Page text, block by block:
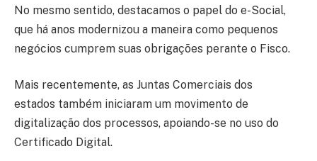
No mesmo sentido, destacamos o papel do e-Social,
que há anos modernizou a maneira como pequenos
negócios cumprem suas obrigações perante o Fisco.
Mais recentemente, as Juntas Comerciais dos
estados também iniciaram um movimento de
digitalização dos processos, apoiando-se no uso do
Certificado Digital.